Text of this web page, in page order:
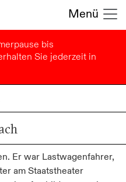
Menü
bis
Sie jederzeit in
Er war Lastwagenfahrer,
am Staatstheater